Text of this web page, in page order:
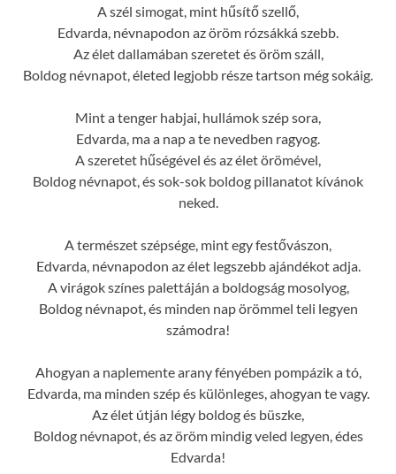
A szél simogat, mint hűsítő szellő,
Edvarda, névnapodon az öröm rózsákká szebb.
Az élet dallamában szeretet és öröm száll,
Boldog névnapot, életed legjobb része tartson még sokáig.
Mint a tenger habjai, hullámok szép sora,
Edvarda, ma a nap a te nevedben ragyog.
A szeretet hűségével és az élet örömével,
Boldog névnapot, és sok-sok boldog pillanatot kívánok
neked.
A természet szépsége, mint egy festővászon,
Edvarda, névnapodon az élet legszebb ajándékot adja.
A virágok színes palettáján a boldogság mosolyog,
Boldog névnapot, és minden nap örömmel teli legyen
számodra!
Ahogyan a naplemente arany fényében pompázik a tó,
Edvarda, ma minden szép és különleges, ahogyan te vagy.
Az élet útján légy boldog és büszke,
Boldog névnapot, és az öröm mindig veled legyen, édes
Edvarda!